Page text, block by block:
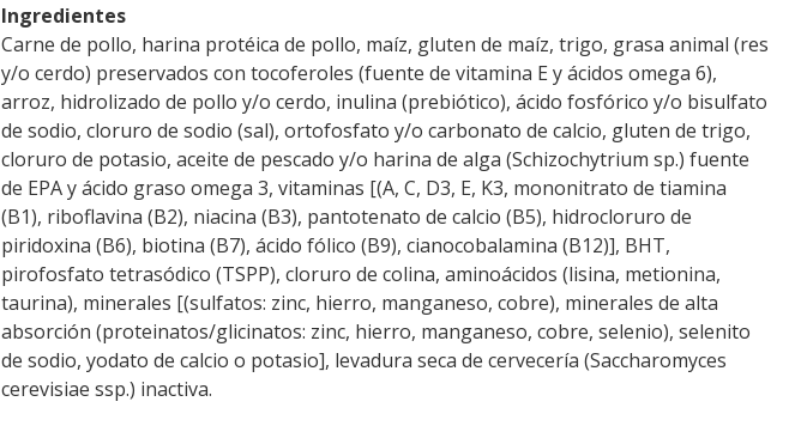
Ingredientes
Carne de pollo, harina protéica de pollo, maíz, gluten de maíz, trigo, grasa animal (res
y/o cerdo) preservados con tocoferoles (fuente de vitamina E y ácidos omega 6),
arroz, hidrolizado de pollo y/o cerdo, inulina (prebiótico), ácido fosfórico y/o bisulfato
de sodio, cloruro de sodio (sal), ortofosfato y/o carbonato de calcio, gluten de trigo,
cloruro de potasio, aceite de pescado y/o harina de alga (Schizochytrium sp.) fuente
de EPA y ácido graso omega 3, vitaminas [(A, C, D3, E, K3, mononitrato de tiamina
(B1), riboflavina (B2), niacina (B3), pantotenato de calcio (B5), hidrocloruro de
piridoxina (B6), biotina (B7), ácido fólico (B9), cianocobalamina (B12)], BHT,
pirofosfato tetrasódico (TSPP), cloruro de colina, aminoácidos (lisina, metionina,
taurina), minerales [(sulfatos: zinc, hierro, manganeso, cobre), minerales de alta
absorción (proteinatos/glicinatos: zinc, hierro, manganeso, cobre, selenio), selenito
de sodio, yodato de calcio o potasio], levadura seca de cervecería (Saccharomyces
cerevisiae ssp.) inactiva.